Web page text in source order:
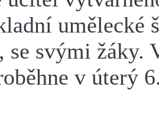
umělecké
se svými žáky.
v úterý